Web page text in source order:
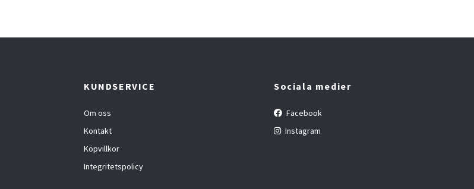
KUNDSERVICE
Om oss
Kontakt
Köpvillkor
Integritetspolicy
Sociala medier
Facebook
Instagram